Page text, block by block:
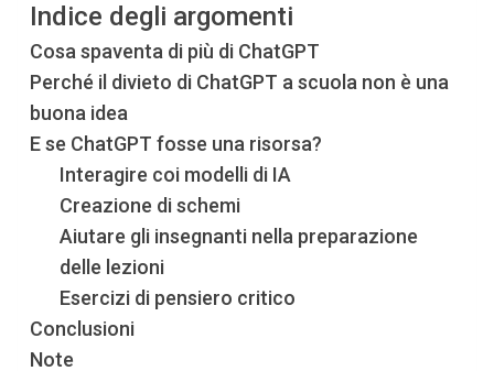
Indice degli argomenti
Cosa spaventa di più di ChatGPT
Perché il divieto di ChatGPT a scuola non è una
buona idea
E se ChatGPT fosse una risorsa?
Interagire coi modelli di IA
Creazione di schemi
Aiutare gli insegnanti nella preparazione
delle lezioni
Esercizi di pensiero critico
Conclusioni
Note